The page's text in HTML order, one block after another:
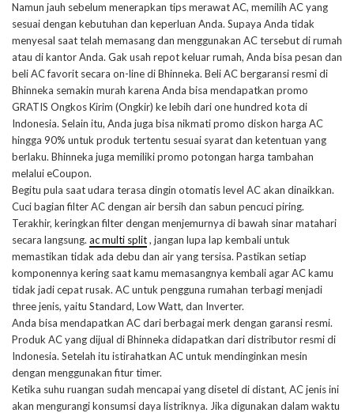
Namun jauh sebelum menerapkan tips merawat AC, memilih AC yang
sesuai dengan kebutuhan dan keperluan Anda. Supaya Anda tidak
menyesal saat telah memasang dan menggunakan AC tersebut di rumah
atau di kantor Anda. Gak usah repot keluar rumah, Anda bisa pesan dan
beli AC favorit secara on-line di Bhinneka. Beli AC bergaransi resmi di
Bhinneka semakin murah karena Anda bisa mendapatkan promo
GRATIS Ongkos Kirim (Ongkir) ke lebih dari one hundred kota di
Indonesia. Selain itu, Anda juga bisa nikmati promo diskon harga AC
hingga 90% untuk produk tertentu sesuai syarat dan ketentuan yang
berlaku. Bhinneka juga memiliki promo potongan harga tambahan
melalui eCoupon.
Begitu pula saat udara terasa dingin otomatis level AC akan dinaikkan.
Cuci bagian filter AC dengan air bersih dan sabun pencuci piring.
Terakhir, keringkan filter dengan menjemurnya di bawah sinar matahari
secara langsung. ac multi split, jangan lupa lap kembali untuk
memastikan tidak ada debu dan air yang tersisa. Pastikan setiap
komponennya kering saat kamu memasangnya kembali agar AC kamu
tidak jadi cepat rusak. AC untuk pengguna rumahan terbagi menjadi
three jenis, yaitu Standard, Low Watt, dan Inverter.
Anda bisa mendapatkan AC dari berbagai merk dengan garansi resmi.
Produk AC yang dijual di Bhinneka didapatkan dari distributor resmi di
Indonesia. Setelah itu istirahatkan AC untuk mendinginkan mesin
dengan menggunakan fitur timer.
Ketika suhu ruangan sudah mencapai yang disetel di distant, AC jenis ini
akan mengurangi konsumsi daya listriknya. Jika digunakan dalam waktu